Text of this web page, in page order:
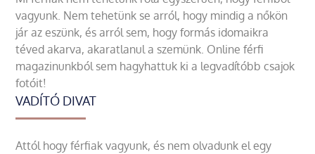
vagyunk. Nem tehetünk se arról, hogy mindig a nőkön
jár az eszünk, és arról sem, hogy formás idomaikra
téved akarva, akaratlanul a szemünk. Online férfi
magazinunkból sem hagyhattuk ki a legvadítóbb csajok
fotóit!
VADÍTÓ DIVAT
Attól hogy férfiak vagyunk, és nem olvadunk el egy